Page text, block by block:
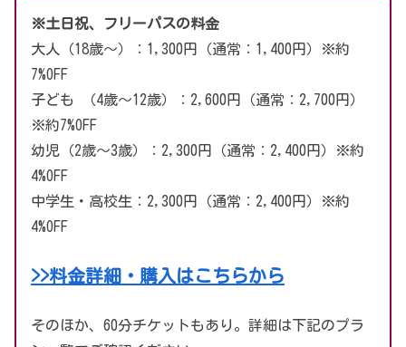
※土日祝、フリーパスの料金
大人（18歳〜）：1,300円（通常：1,400円）※約
7%OFF
子ども （4歳〜12歳）：2,600円（通常：2,700円）
※約7%OFF
幼児（2歳〜3歳）：2,300円（通常：2,400円）※約
4%OFF
中学生・高校生：2,300円（通常：2,400円）※約
4%OFF
>>料金詳細・購入はこちらから
そのほか、60分チケットもあり。詳細は下記のプラ